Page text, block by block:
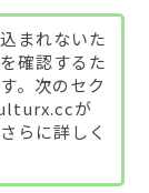
まれないた
確認するた
。次のセク
が
らに詳しく